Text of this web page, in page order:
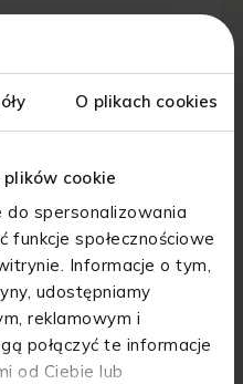
O plikach cookies
cookie
do spersonalizowania
społecznościowe
Informacje o tym,
udostępniamy
reklamowym i
połączyć te informacje
od Ciebie lub